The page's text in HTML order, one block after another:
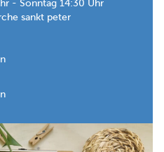
- Sonntag 14:30 Uhr
sankt peter